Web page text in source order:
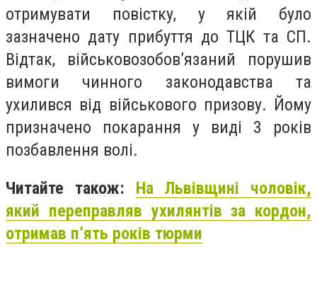
отримувати повістку, у якій було
зазначено дату прибуття до ТЦК та СП.
Відтак, військовозобов’язаний порушив
вимоги чинного законодавства та
ухилився від військового призову. Йому
призначено покарання у виді 3 років
позбавлення волі.
Читайте також: На Львівщині чоловік,
який переправляв ухилянтів за кордон,
отримав п’ять років тюрми